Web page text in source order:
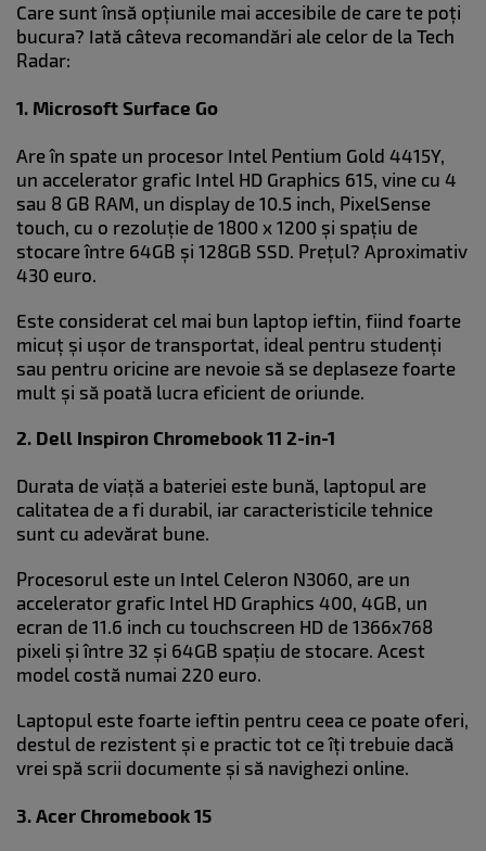
Care sunt însă opțiunile mai accesibile de care te poți
bucura? Iată câteva recomandări ale celor de la Tech
Radar:
1. Microsoft Surface Go
Are în spate un procesor Intel Pentium Gold 4415Y,
un accelerator grafic Intel HD Graphics 615, vine cu 4
sau 8 GB RAM, un display de 10.5 inch, PixelSense
touch, cu o rezoluție de 1800 x 1200 și spațiu de
stocare între 64GB și 128GB SSD. Prețul? Aproximativ
430 euro.
Este considerat cel mai bun laptop ieftin, fiind foarte
micuț și ușor de transportat, ideal pentru studenți
sau pentru oricine are nevoie să se deplaseze foarte
mult și să poată lucra eficient de oriunde.
2. Dell Inspiron Chromebook 11 2-in-1
Durata de viață a bateriei este bună, laptopul are
calitatea de a fi durabil, iar caracteristicile tehnice
sunt cu adevărat bune.
Procesorul este un Intel Celeron N3060, are un
accelerator grafic Intel HD Graphics 400, 4GB, un
ecran de 11.6 inch cu touchscreen HD de 1366x768
pixeli și între 32 și 64GB spațiu de stocare. Acest
model costă numai 220 euro.
Laptopul este foarte ieftin pentru ceea ce poate oferi,
destul de rezistent și e practic tot ce îți trebuie dacă
vrei spă scrii documente și să navighezi online.
3. Acer Chromebook 15